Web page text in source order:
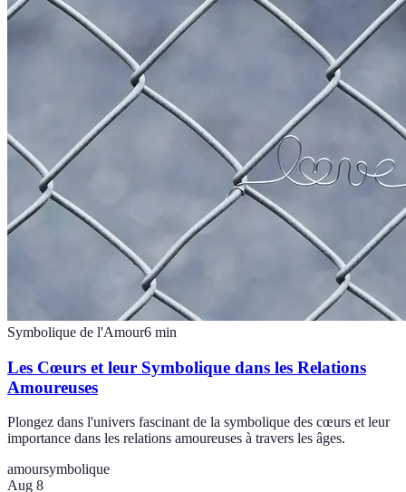
Symbolique de l'Amour6 min
Les Cœurs et leur Symbolique dans les Relations
Amoureuses
Plongez dans l'univers fascinant de la symbolique des cœurs et leur
importance dans les relations amoureuses à travers les âges.
amoursymbolique
Aug 8